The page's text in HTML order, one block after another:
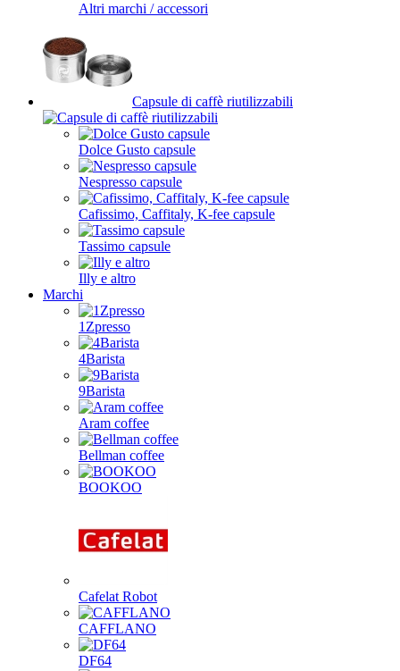
Altri marchi / accessori
Capsule di caffè riutilizzabili
Dolce Gusto capsule
Nespresso capsule
Cafissimo, Caffitaly, K-fee capsule
Tassimo capsule
Illy e altro
Marchi
1Zpresso
4Barista
9Barista
Aram coffee
Bellman coffee
BOOKOO
Cafelat Robot
CAFFLANO
DF64